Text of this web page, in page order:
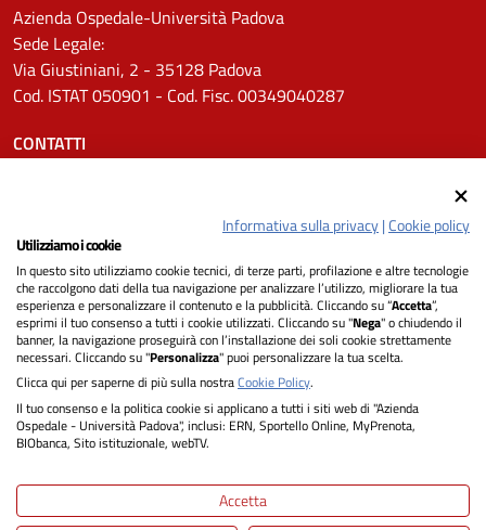
Azienda Ospedale-Università Padova
Sede Legale:
Via Giustiniani, 2 - 35128 Padova
Cod. ISTAT 050901 - Cod. Fisc. 00349040287
CONTATTI
Pec: protocollo.aopd@pecveneto.it
SEGUICI SU
Privacy
Dichiarazione di Accessibilità
Informativa sulla privacy|Cookie policy
Utilizziamo i cookie
In questo sito utilizziamo cookie tecnici, di terze parti, profilazione e altre tecnologie
che raccolgono dati della tua navigazione per analizzare l’utilizzo, migliorare la tua
esperienza e personalizzare il contenuto e la pubblicità. Cliccando su “Accetta”,
esprimi il tuo consenso a tutti i cookie utilizzati. Cliccando su "Nega" o chiudendo il
banner, la navigazione proseguirà con l’installazione dei soli cookie strettamente
necessari. Cliccando su "Personalizza" puoi personalizzare la tua scelta.
Clicca qui per saperne di più sulla nostraCookie Policy.
Il tuo consenso e la politica cookie si applicano a tutti i siti web di "Azienda
Ospedale - Università Padova", inclusi: ERN, Sportello Online, MyPrenota,
BIObanca, Sito istituzionale, webTV.
Accetta